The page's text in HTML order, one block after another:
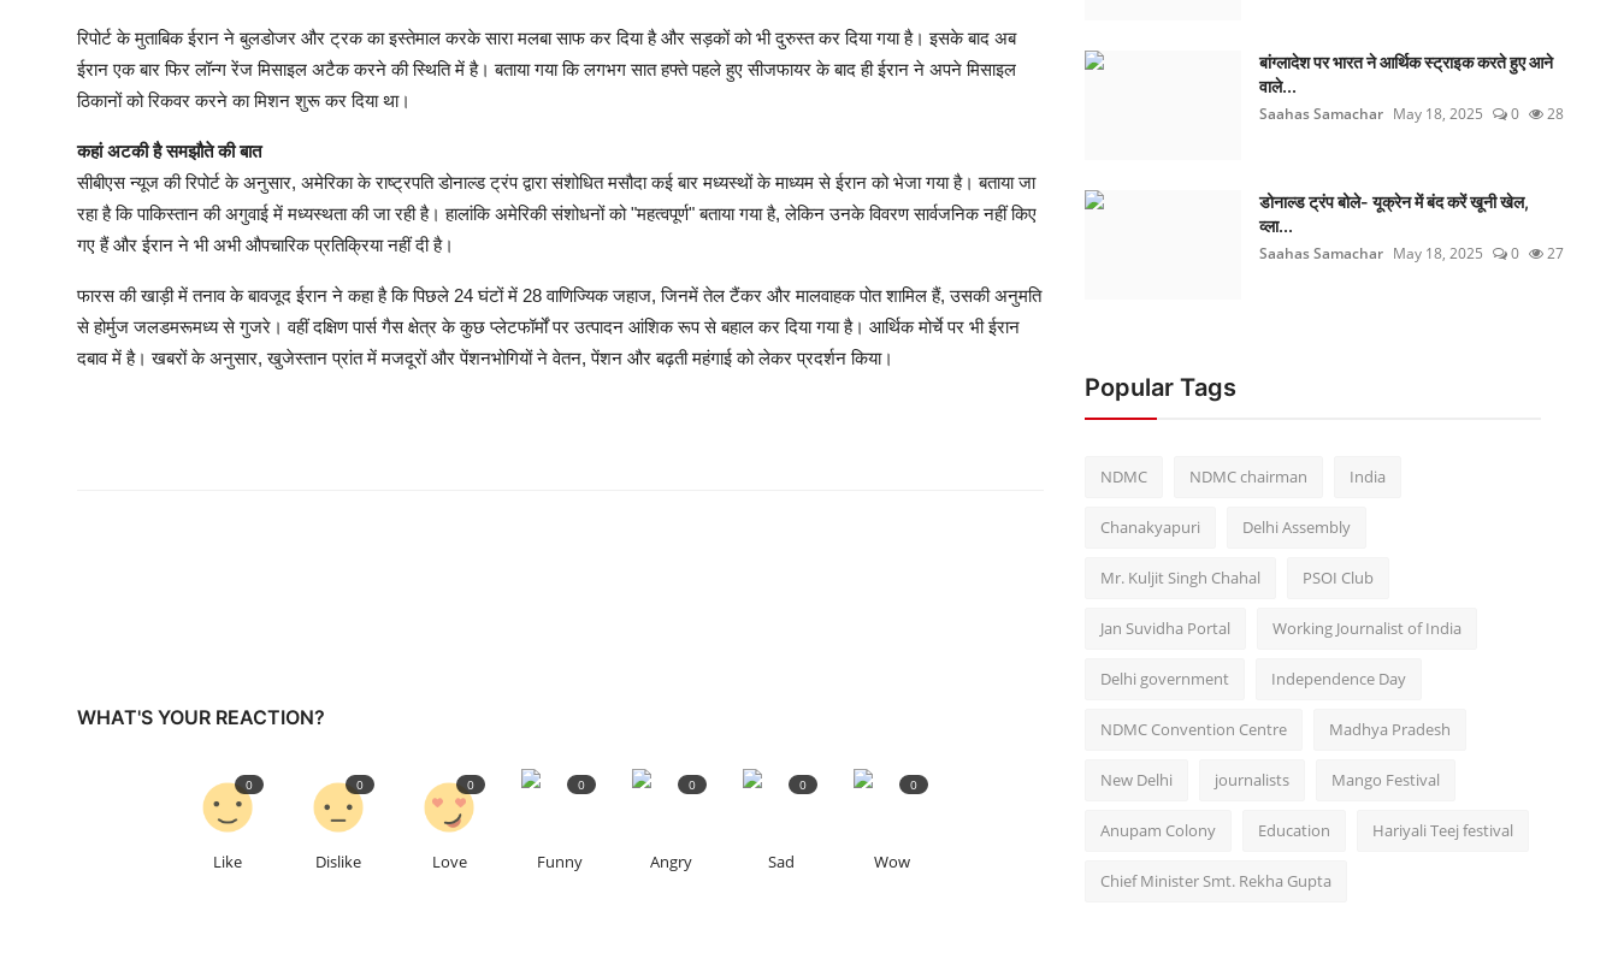
रिपोर्ट के मुताबिक ईरान ने बुलडोजर और ट्रक का इस्तेमाल करके सारा मलबा साफ कर दिया है और सड़कों को भी दुरुस्त कर दिया गया है। इसके बाद अब
ईरान एक बार फिर लॉन्ग रेंज मिसाइल अटैक करने की स्थिति में है। बताया गया कि लगभग सात हफ्ते पहले हुए सीजफायर के बाद ही ईरान ने अपने मिसाइल
ठिकानों को रिकवर करने का मिशन शुरू कर दिया था।
कहां अटकी है समझौते की बात
सीबीएस न्यूज की रिपोर्ट के अनुसार, अमेरिका के राष्ट्रपति डोनाल्ड ट्रंप द्वारा संशोधित मसौदा कई बार मध्यस्थों के माध्यम से ईरान को भेजा गया है। बताया जा
रहा है कि पाकिस्तान की अगुवाई में मध्यस्थता की जा रही है। हालांकि अमेरिकी संशोधनों को "महत्वपूर्ण" बताया गया है, लेकिन उनके विवरण सार्वजनिक नहीं किए
गए हैं और ईरान ने भी अभी औपचारिक प्रतिक्रिया नहीं दी है।
फारस की खाड़ी में तनाव के बावजूद ईरान ने कहा है कि पिछले 24 घंटों में 28 वाणिज्यिक जहाज, जिनमें तेल टैंकर और मालवाहक पोत शामिल हैं, उसकी अनुमति
से होर्मुज जलडमरूमध्य से गुजरे। वहीं दक्षिण पार्स गैस क्षेत्र के कुछ प्लेटफॉर्मों पर उत्पादन आंशिक रूप से बहाल कर दिया गया है। आर्थिक मोर्चे पर भी ईरान
दबाव में है। खबरों के अनुसार, खुजेस्तान प्रांत में मजदूरों और पेंशनभोगियों ने वेतन, पेंशन और बढ़ती महंगाई को लेकर प्रदर्शन किया।
WHAT'S YOUR REACTION?
Like
0
Dislike
0
Love
0
Funny
0
Angry
0
Sad
0
Wow
0
बांग्लादेश पर भारत ने आर्थिक स्ट्राइक करते हुए आने
वाले...
Saahas Samachar May 18, 2025 0 28
डोनाल्ड ट्रंप बोले- यूक्रेन में बंद करें खूनी खेल,
व्ला...
Saahas Samachar May 18, 2025 0 27
Popular Tags
NDMC NDMC chairman India
Chanakyapuri Delhi Assembly
Mr. Kuljit Singh Chahal PSOI Club
Jan Suvidha Portal Working Journalist of India
Delhi government Independence Day
NDMC Convention Centre Madhya Pradesh
New Delhi journalists Mango Festival
Anupam Colony Education Hariyali Teej festival
Chief Minister Smt. Rekha Gupta